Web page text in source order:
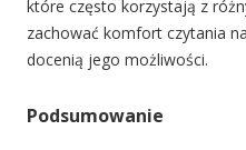
które często korzystają z
zachować komfort czytania
docenią jego możliwości.
Podsumowanie